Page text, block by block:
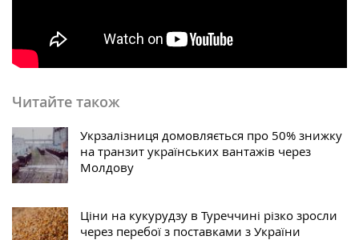
Читайте також
Укрзалізниця домовляється про 50% знижку
на транзит українських вантажів через
Молдову
Ціни на кукурудзу в Туреччині різко зросли
через перебої з поставками з України